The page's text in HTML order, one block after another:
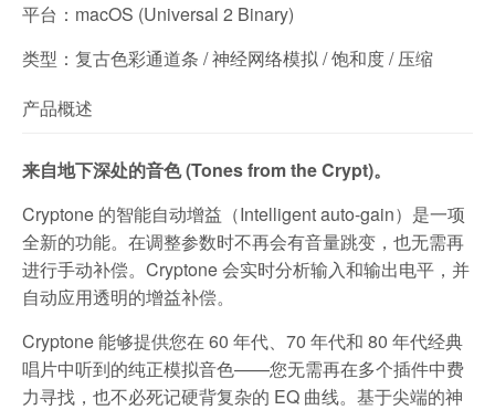
平台：macOS (Universal 2 Binary)
类型：复古色彩通道条 / 神经网络模拟 / 饱和度 / 压缩
产品概述
来自地下深处的音色 (Tones from the Crypt)。
Cryptone 的智能自动增益（Intelligent auto-gain）是一项
全新的功能。在调整参数时不再会有音量跳变，也无需再
进行手动补偿。Cryptone 会实时分析输入和输出电平，并
自动应用透明的增益补偿。
Cryptone 能够提供您在 60 年代、70 年代和 80 年代经典
唱片中听到的纯正模拟音色——您无需再在多个插件中费
力寻找，也不必死记硬背复杂的 EQ 曲线。基于尖端的神